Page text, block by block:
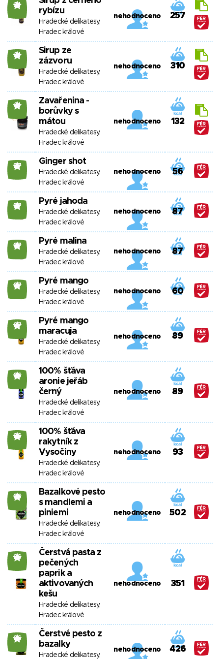
21
rybízu
Hradecké delikatesy,
Hradec králové
nehodnoceno 257
21
Sirup ze
zázvoru
Hradecké delikatesy,
Hradec králové
nehodnoceno 310
21
Zavařenina -
borůvky s
mátou
Hradecké delikatesy,
Hradec králové
nehodnoceno 132
27 Ginger shot
Hradecké delikatesy,
Hradec králové
nehodnoceno 56
27 Pyré jahoda
Hradecké delikatesy,
Hradec králové
nehodnoceno 87
27 Pyré malina
Hradecké delikatesy,
Hradec králové
nehodnoceno 87
27 Pyré mango
Hradecké delikatesy,
Hradec králové
nehodnoceno 60
27
Pyré mango
maracuja
Hradecké delikatesy,
Hradec králové
nehodnoceno 89
26
100% šťáva
aronie jeřáb
černý
Hradecké delikatesy,
Hradec králové
nehodnoceno 89
26
100% šťáva
rakytník z
Vysočiny
Hradecké delikatesy,
Hradec králové
nehodnoceno 93
26
Bazalkové pesto
s mandlemi a
piniemi
Hradecké delikatesy,
Hradec králové
nehodnoceno 502
26
Čerstvá pasta z
pečených
paprik a
aktivovaných
kešu
Hradecké delikatesy,
Hradec králové
nehodnoceno 351
26
Čerstvé pesto z
bazalky
Hradecké delikatesy,
nehodnoceno 426